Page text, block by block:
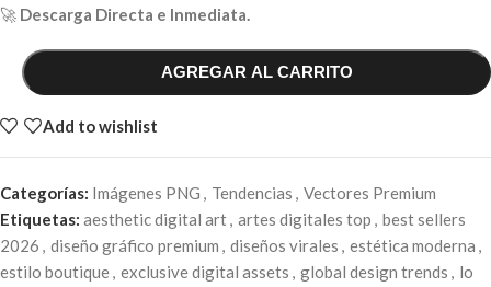
🚀 Descarga Directa e Inmediata.
AGREGAR AL CARRITO
Add to wishlist
Categorías: Imágenes PNG , Tendencias , Vectores Premium
Etiquetas: aesthetic digital art, artes digitales top , best sellers
2026 , diseño gráfico premium , diseños virales , estética moderna ,
estilo boutique, exclusive digital assets , global design trends , lo